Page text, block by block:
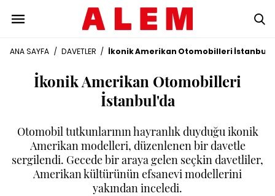
ANA SAYFA / DAVETLER / İkonik Amerikan Otomobilleri
İkonik Amerikan Otomobilleri
İstanbul'da
Otomobil tutkunlarının hayranlık duyduğu ikonik
Amerikan modelleri, düzenlenen bir davetle
sergilendi. Gecede bir araya gelen seçkin davetliler,
Amerikan kültürünün efsanevi modellerini
yakından inceledi.